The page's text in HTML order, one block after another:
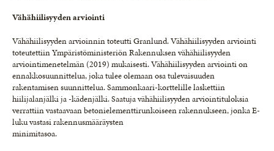
Vähähiilisyyden arviointi
Vähähiilisyyden arvioinnin toteutti Granlund. Vähähiilisyyden arviointi
toteutettiin Ympäristöministeriön Rakennuksen vähähiilisyyden
arviointimenetelmän (2019) mukaisesti. Vähähiilisyyden arviointi on
ennakkosuunnittelua, joka tulee olemaan osa tulevaisuuden
rakentamisen suunnittelua. Sammonkaari-korttelille laskettiin
hiilijalanjälki ja -kädenjälki. Saatuja vähähiilisyyden arviointituloksia
verrattiin vastaavaan betonielementtirunkoiseen rakennukseen, jonka E-
luku vastasi rakennusmääräysten
minimitasoa.